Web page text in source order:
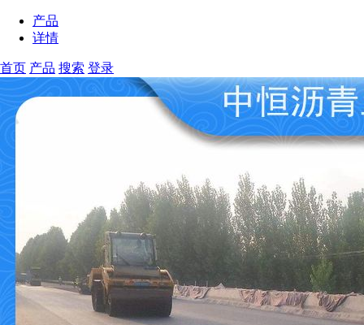
产品
详情
首页 产品 搜索 登录